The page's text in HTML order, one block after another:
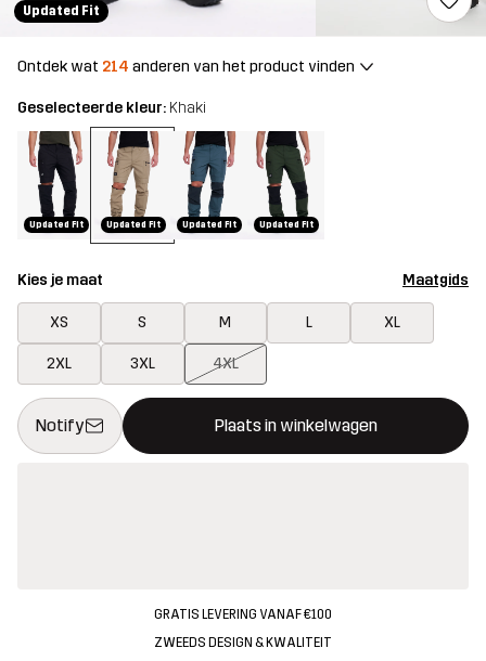
Updated Fit
Ontdek wat 214 anderen van het product vinden
Geselecteerde kleur: Khaki
Updated Fit Updated Fit Updated Fit Updated Fit
Kies je maat Maatgids
XS S M L XL
2XL 3XL 4XL
Notify Plaats in winkelwagen
Deze knop opent een modal met de bevestiging van een
{{size}} niet beschikbaar
GRATIS LEVERING VANAF €100
ZWEEDS DESIGN & KWALITEIT